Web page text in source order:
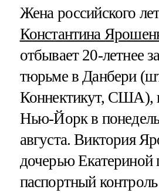
Жена российского
Константина
отбывает 20-летнее
тюрьме в Данбери
Коннектикут, США),
Нью-Йорк в
августа. Виктория
дочерью
паспортный